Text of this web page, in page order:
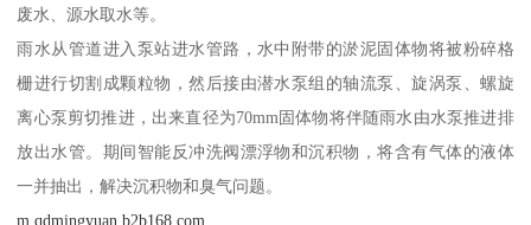
废水、源水取水等。
雨水从管道进入泵站进水管路，水中附带的淤泥固体物将被粉碎格
栅进行切割成颗粒物，然后接由潜水泵组的轴流泵、旋涡泵、螺旋
离心泵剪切推进，出来直径为70mm固体物将伴随雨水由水泵推进排
放出水管。期间智能反冲洗阀漂浮物和沉积物，将含有气体的液体
一并抽出，解决沉积物和臭气问题。
m.qdmingyuan.b2b168.com